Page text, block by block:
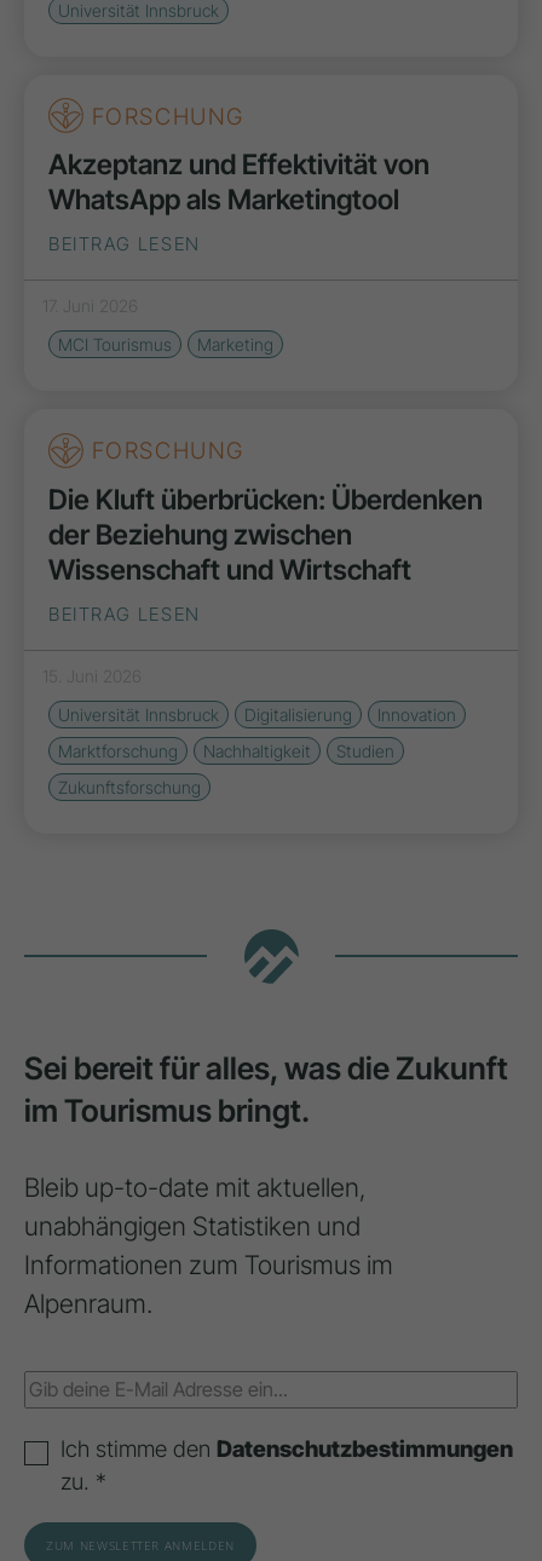
Universität Innsbruck
FORSCHUNG
Akzeptanz und Effektivität von
WhatsApp als Marketingtool
BEITRAG LESEN
17. Juni 2026
MCI Tourismus
Marketing
FORSCHUNG
Die Kluft überbrücken: Überdenken
der Beziehung zwischen
Wissenschaft und Wirtschaft
BEITRAG LESEN
15. Juni 2026
Universität Innsbruck
Digitalisierung
Innovation
Marktforschung
Nachhaltigkeit
Studien
Zukunftsforschung
Sei bereit für alles, was die Zukunft
im Tourismus bringt.
Bleib up-to-date mit aktuellen,
unabhängigen Statistiken und
Informationen zum Tourismus im
Alpenraum.
Ich stimme den Datenschutzbestimmungen
zu. *